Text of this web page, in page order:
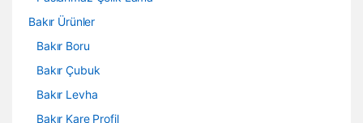
Bakır Ürünler
Bakır Boru
Bakır Çubuk
Bakır Levha
Bakır Kare Profil